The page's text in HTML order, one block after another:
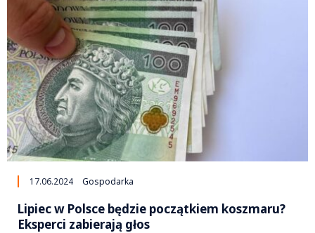
17.06.2024 Gospodarka
Lipiec w Polsce będzie początkiem koszmaru?
Eksperci zabierają głos